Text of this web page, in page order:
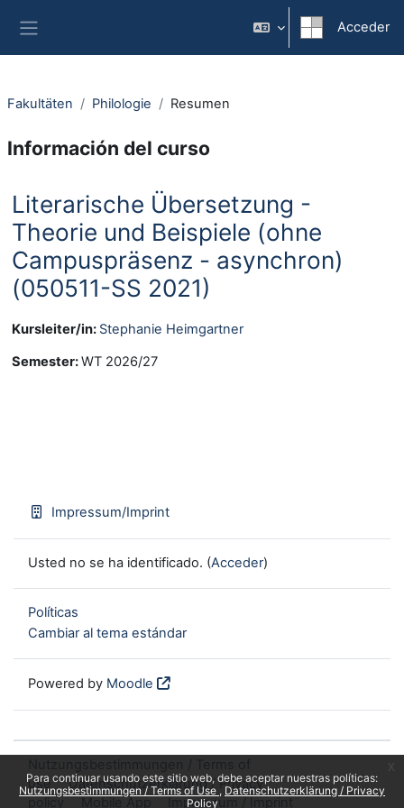
Para continuar usando este sitio web, debe aceptar nuestras políticas:
Nutzungsbestimmungen / Terms of Use
Datenschutzerklärung / Privacy
Policy
Acceder
Fakultäten Philologie Resumen
Información del curso
Literarische Übersetzung -
Theorie und Beispiele (ohne
Campuspräsenz - asynchron)
(050511-SS 2021)
Kursleiter/in: Stephanie Heimgartner
Semester:WT 2026/27
Impressum/Imprint
Usted no se ha identificado. (Acceder)
Políticas
Cambiar al tema estándar
Powered by Moodle
use
Datenschutzerklärung / Privacy
policy
Mobile App Impressum / Imprint